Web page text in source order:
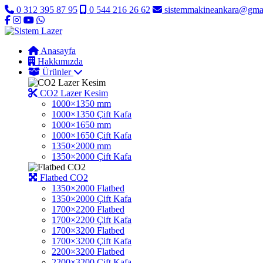
0 312 395 87 95 0 544 216 26 62
Anasayfa
Hakkımızda
Ürünler
CO2 Lazer Kesim
1000×1350 mm
1000×1350 Çift Kafa
1000×1650 mm
1000×1650 Çift Kafa
1350×2000 mm
1350×2000 Çift Kafa
Flatbed CO2
1350×2000 Flatbed
1350×2000 Çift Kafa
1700×2200 Flatbed
1700×2200 Çift Kafa
1700×3200 Flatbed
1700×3200 Çift Kafa
2200×3200 Flatbed